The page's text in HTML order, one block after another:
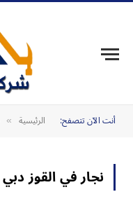
أنت الآن تتصفح: الرئيسية »
نجار في القوز دبي